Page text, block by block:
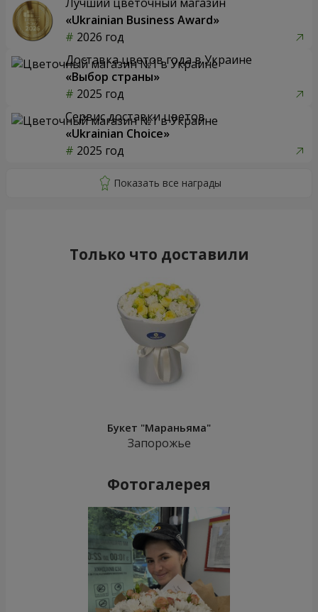
«Ukrainian Business Award»
2026 год
Доставка цветов года в Украине
«Выбор страны»
2025 год
Сервис доставки цветов
«Ukrainian Choice»
2025 год
Только что доставили
Букет "Мараньяма"
Запорожье
Фотогалерея